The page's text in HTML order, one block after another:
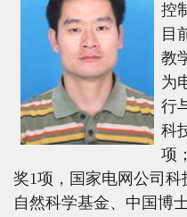
控
目
教
为
行
科
项
奖1项，国家电网公司
自然科学基金、中国博